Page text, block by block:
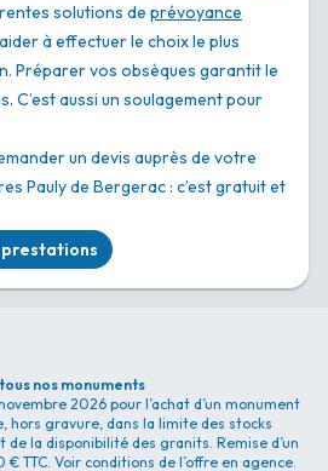
solutions de prévoyance
à effectuer le choix le plus
Préparer vos obsèques garantit le
C’est aussi un soulagement pour
un devis auprès de votre
Pauly de Bergerac : c’est gratuit et
prestations
nos monuments
2026 pour l’achat d’un monument
hors gravure, dans la limite des stocks
la disponibilité des granits. Remise d’un
TTC. Voir conditions de l’offre en agence.